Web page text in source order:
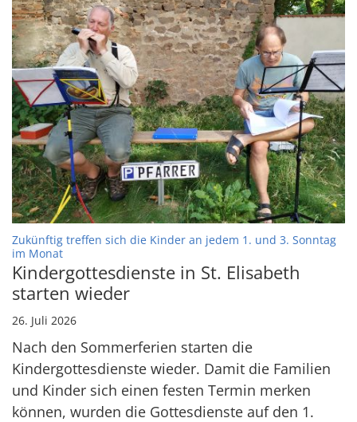
Zukünftig treffen sich die Kinder an jedem 1. und 3. Sonntag
im Monat:
Kindergottesdienste in St. Elisabeth
starten wieder
26. Juli 2026
Nach den Sommerferien starten die
Kindergottesdienste wieder. Damit die Familien
und Kinder sich einen festen Termin merken
können, wurden die Gottesdienste auf den 1.